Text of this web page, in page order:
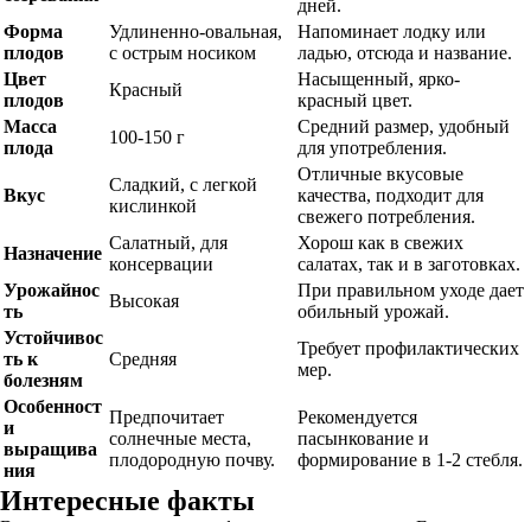
дней.
Форма
плодов
Удлиненно-овальная,
с острым носиком
Напоминает лодку или
ладью, отсюда и название.
Цвет
плодов
Красный
Насыщенный, ярко-
красный цвет.
Масса
плода
100-150 г
Средний размер, удобный
для употребления.
Вкус
Сладкий, с легкой
кислинкой
Отличные вкусовые
качества, подходит для
свежего потребления.
Назначение
Салатный, для
консервации
Хорош как в свежих
салатах, так и в заготовках.
Урожайнос
ть
Высокая
При правильном уходе дает
обильный урожай.
Устойчивос
ть к
болезням
Средняя
Требует профилактических
мер.
Особенност
и
выращива
ния
Предпочитает
солнечные места,
плодородную почву.
Рекомендуется
пасынкование и
формирование в 1-2 стебля.
Интересные факты